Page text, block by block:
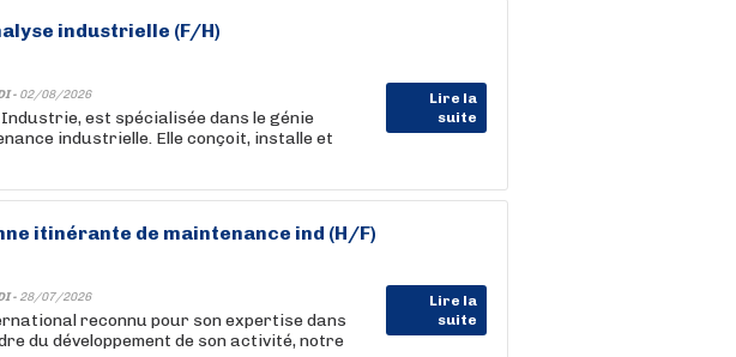
industrielle (F/H)
- 02/08/2026
Lire la
suite
est spécialisée dans le génie
industrielle. Elle conçoit, installe et
itinérante de maintenance ind (H/F)
- 28/07/2026
Lire la
suite
reconnu pour son expertise dans
du développement de son activité, notre